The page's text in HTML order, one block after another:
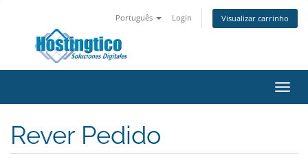
Português Login Visualizar carrinho
Rever Pedido